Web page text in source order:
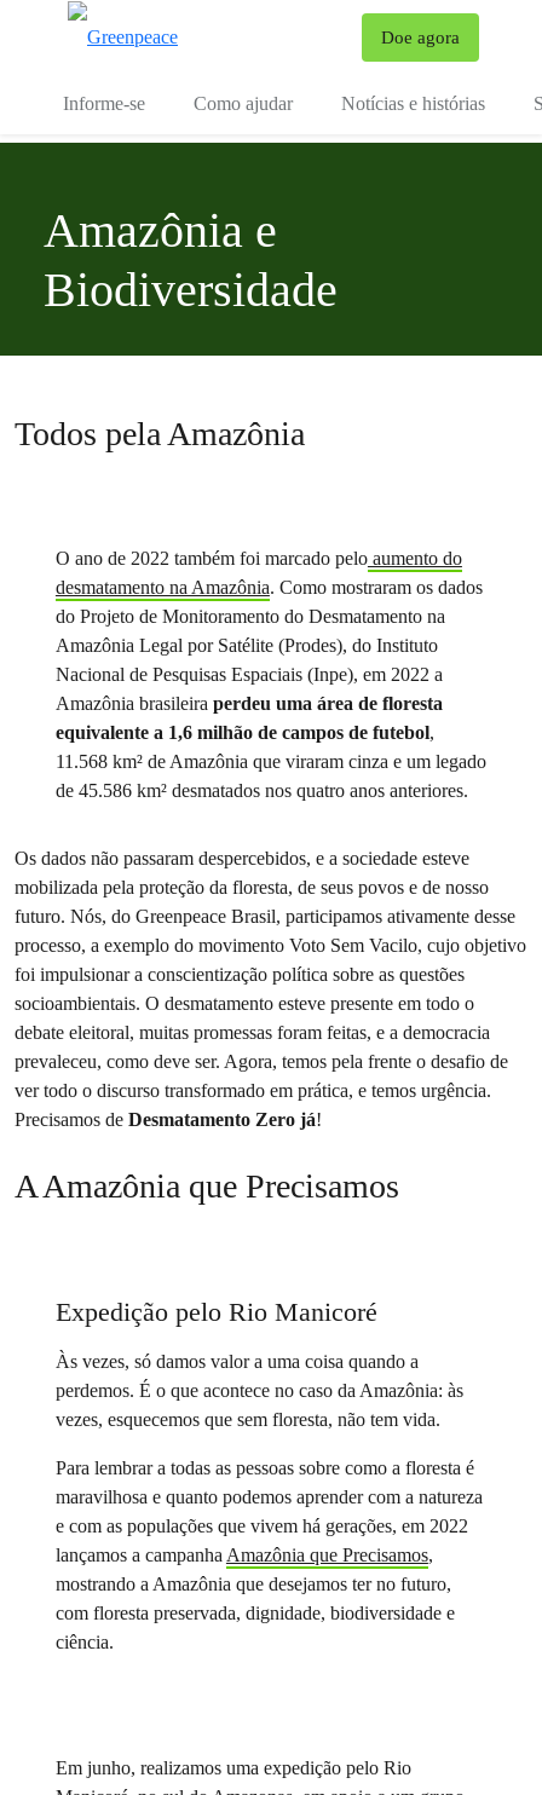
Doe agora
Informe-se Como ajudar Notícias e histórias
Amazônia e
Biodiversidade
Todos pela Amazônia
O ano de 2022 também foi marcado peloaumento do
desmatamento na Amazônia. Como mostraram os dados
do Projeto de Monitoramento do Desmatamento na
Amazônia Legal por Satélite (Prodes), do Instituto
Nacional de Pesquisas Espaciais (Inpe), em 2022 a
Amazônia brasileira perdeu uma área de floresta
equivalente a 1,6 milhão de campos de futebol,
11.568 km² de Amazônia que viraram cinza e um legado
de 45.586 km² desmatados nos quatro anos anteriores.
Os dados não passaram despercebidos, e a sociedade esteve
mobilizada pela proteção da floresta, de seus povos e de nosso
futuro. Nós, do Greenpeace Brasil, participamos ativamente desse
processo, a exemplo do movimento Voto Sem Vacilo, cujo objetivo
foi impulsionar a conscientização política sobre as questões
socioambientais. O desmatamento esteve presente em todo o
debate eleitoral, muitas promessas foram feitas, e a democracia
prevaleceu, como deve ser. Agora, temos pela frente o desafio de
ver todo o discurso transformado em prática, e temos urgência.
Precisamos de Desmatamento Zero já!
A Amazônia que Precisamos
Expedição pelo Rio Manicoré
Às vezes, só damos valor a uma coisa quando a
perdemos. É o que acontece no caso da Amazônia: às
vezes, esquecemos que sem floresta, não tem vida.
Para lembrar a todas as pessoas sobre como a floresta é
maravilhosa e quanto podemos aprender com a natureza
e com as populações que vivem há gerações, em 2022
lançamos a campanhaAmazônia que Precisamos,
mostrando a Amazônia que desejamos ter no futuro,
com floresta preservada, dignidade, biodiversidade e
ciência.
Em junho, realizamos uma expedição pelo Rio